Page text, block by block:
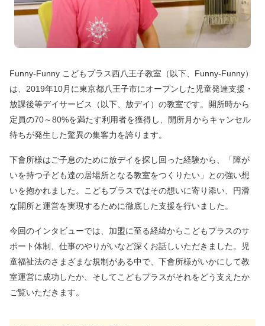
Funny-Funny こどもプラス西八王子教室（以下、Funny-Funny）
は、2019年10月に東京都八王子市にオープンした児童発達支援・
放課後等デイサービス（以下、放デイ）の教室です。開所時から
定員の70～80%を満たす利用者を獲得し、開所月からキャンセル
待ちが発生した驚異の集客力を誇ります。
下會所様はご子息のために放デイを探し回った経験から、「障が
いを持つ子ども達の居場所となる教室をつくりたい」との強い想
いを抱かれました。こどもプラスではその想いに寄り添い、円滑
な開所と運営を実現するために徹底した支援を行いました。
今回のインタビューでは、加盟に至る経緯からこどもプラスのサ
ポート体制、仕事のやりがいなど深くお話しいただきました。児
童福祉法のさまざまな規制がある中で、下會所様がいかにして教
室運営に成功したか、そしてこどもプラスがそれをどう支えたか
ご覧いただきます。